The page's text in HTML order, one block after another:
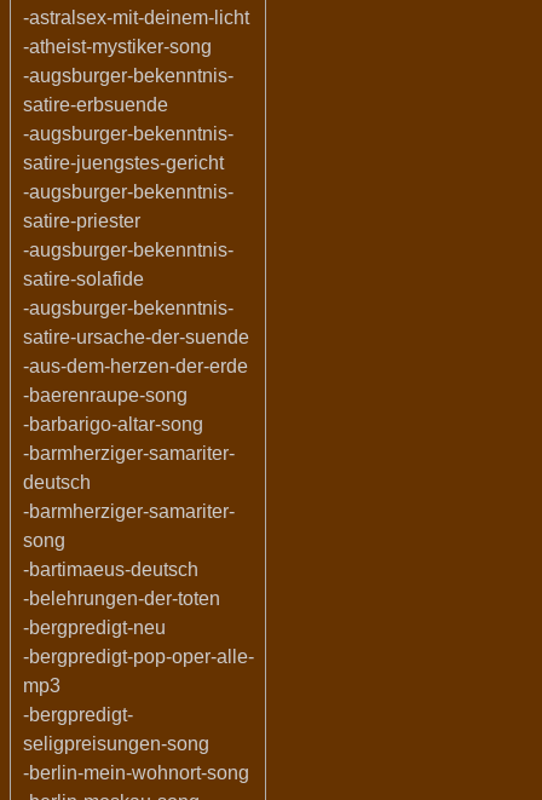
-astralsex-mit-deinem-licht
-atheist-mystiker-song
-augsburger-bekenntnis-
satire-erbsuende
-augsburger-bekenntnis-
satire-juengstes-gericht
-augsburger-bekenntnis-
satire-priester
-augsburger-bekenntnis-
satire-solafide
-augsburger-bekenntnis-
satire-ursache-der-suende
-aus-dem-herzen-der-erde
-baerenraupe-song
-barbarigo-altar-song
-barmherziger-samariter-
deutsch
-barmherziger-samariter-
song
-bartimaeus-deutsch
-belehrungen-der-toten
-bergpredigt-neu
-bergpredigt-pop-oper-alle-
mp3
-bergpredigt-
seligpreisungen-song
-berlin-mein-wohnort-song